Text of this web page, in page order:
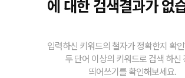
에 대한 검색결과가 없
입력하신 키워드의 철자가 정확한지 확
두 단어 이상의 키워드로 검색 하신
띄어쓰기를 확인해보세요.